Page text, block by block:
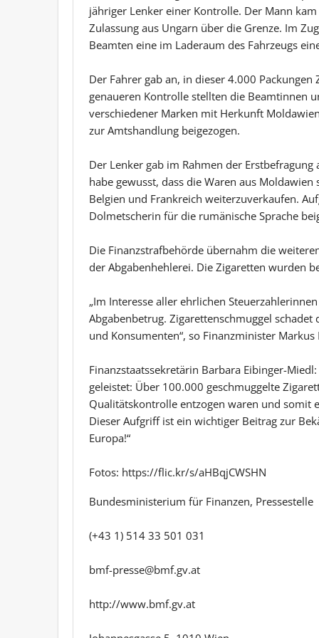
jähriger Lenker einer Kontrolle. Der Mann
Zulassung aus Ungarn über die Grenze. Im
Beamten eine im Laderaum des Fahrzeugs
Der Fahrer gab an, in dieser 4.000
genaueren Kontrolle stellten die Beamtinnen
verschiedener Marken mit Herkunft
zur Amtshandlung beigezogen.
Der Lenker gab im Rahmen der
habe gewusst, dass die Waren aus
Belgien und Frankreich weiterzuverkaufen.
Dolmetscherin für die rumänische Sprache
Die Finanzstrafbehörde übernahm die
der Abgabenhehlerei. Die Zigaretten wurden
„Im Interesse aller ehrlichen
Abgabenbetrug. Zigarettenschmuggel
und Konsumenten“, so Finanzminister
Finanzstaatssekretärin Barbara Eibinger-
geleistet: Über 100.000 geschmuggelte
Qualitätskontrolle entzogen waren und somit
Dieser Aufgriff ist ein wichtiger Beitrag zur
Europa!“
Fotos: https://flic.kr/s/aHBqjCWSHN
Bundesministerium für Finanzen, Pressestelle
(+43 1) 514 33 501 031
bmf-presse@bmf.gv.at
http://www.bmf.gv.at